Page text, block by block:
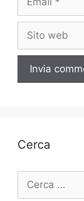
Sito
web
Cerca
Ricerca